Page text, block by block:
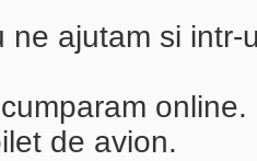
ne ajutam si
de avion.